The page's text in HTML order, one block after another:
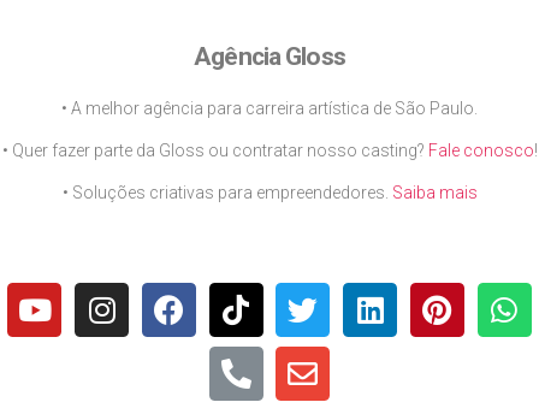
Agência Gloss
• A melhor agência para carreira artística de São Paulo.
• Quer fazer parte da Gloss ou contratar nosso casting? Fale conosco!
• Soluções criativas para empreendedores. Saiba mais